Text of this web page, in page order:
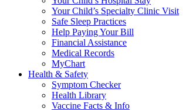
Your Child’s Specialty Clinic Visit
Safe Sleep Practices
Help Paying Your Bill
Financial Assistance
Medical Records
MyChart
Health & Safety
Symptom Checker
Health Library
Vaccine Facts & Info